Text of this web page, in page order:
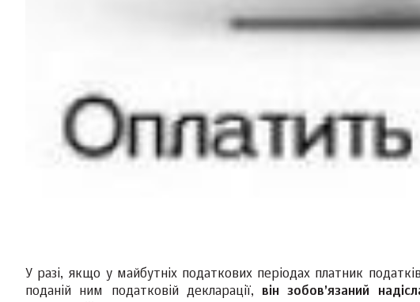
У разі, якщо у майбутніх податкових періодах платник
поданій ним податковій декларації, він зобов’язаний